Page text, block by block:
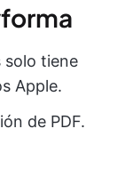
solo tiene
Apple.
de PDF.